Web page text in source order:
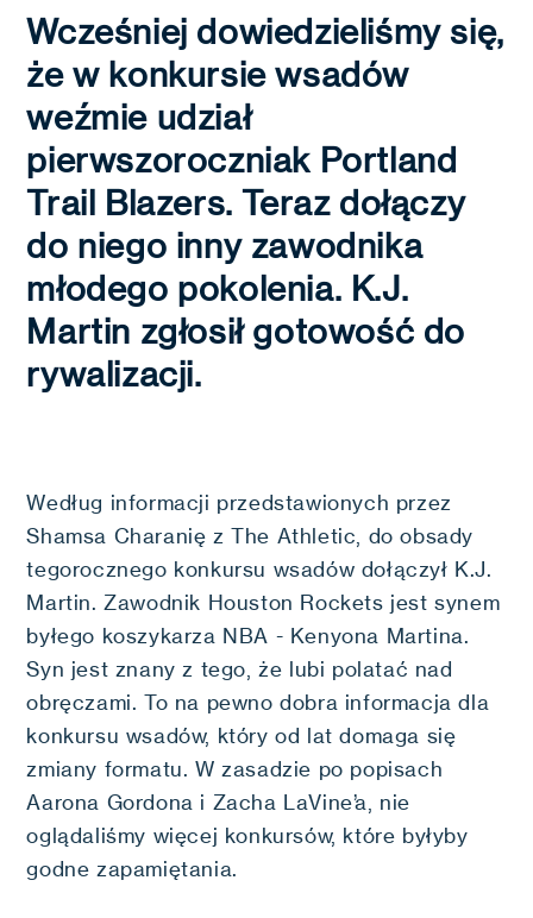
Wcześniej dowiedzieliśmy się,
że w konkursie wsadów
weźmie udział
pierwszoroczniak Portland
Trail Blazers. Teraz dołączy
do niego inny zawodnika
młodego pokolenia. K.J.
Martin zgłosił gotowość do
rywalizacji.
Według informacji przedstawionych przez
Shamsa Charanię z The Athletic, do obsady
tegorocznego konkursu wsadów dołączył K.J.
Martin. Zawodnik Houston Rockets jest synem
byłego koszykarza NBA - Kenyona Martina.
Syn jest znany z tego, że lubi polatać nad
obręczami. To na pewno dobra informacja dla
konkursu wsadów, który od lat domaga się
zmiany formatu. W zasadzie po popisach
Aarona Gordona i Zacha LaVine’a, nie
oglądaliśmy więcej konkursów, które byłyby
godne zapamiętania.